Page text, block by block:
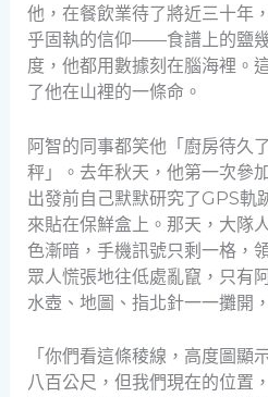
他，在餐飲業待了將近三十年
乎固執的信仰——食譜上的鹽
度，他都用數據刻在腦海裡。
了他在山裡的一條命。
阿智的同事都笑他「廚房待久
秤」。去年秋天，他第一次參
出發前自己默默研究了GPS軌
來貼在保鮮盒上。那天，大隊
色漸暗，手機訊號只剩一格，
眾人慌張地往低處亂竄，只有
水壺、地圖、指北針一一攤開
「你們看這條稜線，高度圖顯
八百公尺，但我們現在的位置